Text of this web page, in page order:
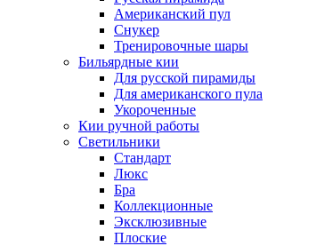
Американский пул
Снукер
Тренировочные шары
Бильярдные кии
Для русской пирамиды
Для американского пула
Укороченные
Кии ручной работы
Светильники
Стандарт
Люкс
Бра
Коллекционные
Эксклюзивные
Плоские